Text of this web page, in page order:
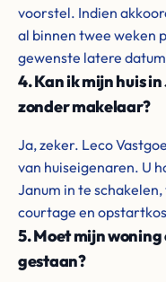
voorstel. Indien
al binnen twee weken
gewenste latere
4. Kan ik mijn huis
zonder makelaar?
Ja, zeker. Leco
van huiseigenaren. U
Janum in te
courtage en
5. Moet mijn
gestaan?